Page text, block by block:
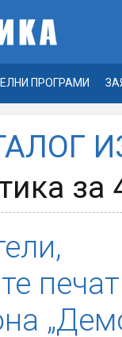
ПРОГРАМИ
за